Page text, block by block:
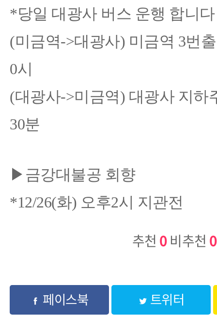
*당일 대광사 버스 운행 합니
(미금역->대광사) 미금역 3번
0시
(대광사->미금역) 대광사 지하
30분
▶금강대불공 회향
*12/26(화) 오후2시 지관전
추천 0 비추천 0
페이스북 트위터